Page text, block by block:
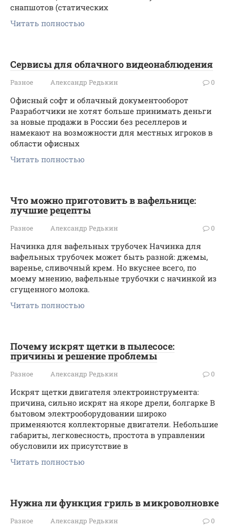
снапшотов (статических
Читать полностью
Сервисы для облачного видеонаблюдения
Разное Александр Редькин 0
Офисный софт и облачный документооборот
Разработчики не хотят больше принимать деньги
за новые продажи в России без реселлеров и
намекают на возможности для местных игроков в
области офисных
Читать полностью
Что можно приготовить в вафельнице:
лучшие рецепты
Разное Александр Редькин 0
Начинка для вафельных трубочек Начинка для
вафельных трубочек может быть разной: джемы,
варенье, сливочный крем. Но вкуснее всего, по
моему мнению, вафельные трубочки с начинкой из
сгущенного молока.
Читать полностью
Почему искрят щетки в пылесосе:
причины и решение проблемы
Разное Александр Редькин 0
Искрят щетки двигателя электроинструмента:
причина, сильно искрят на якоре дрели, болгарке В
бытовом электрооборудовании широко
применяются коллекторные двигатели. Небольшие
габариты, легковесность, простота в управлении
обусловили их присутствие в
Читать полностью
Нужна ли функция гриль в микроволновке
Разное Александр Редькин 0